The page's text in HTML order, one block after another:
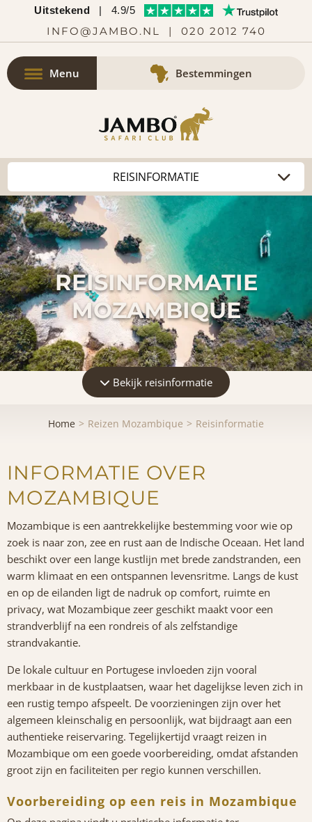
Uitstekend | 4.9/5
INFO@JAMBO.NL | 020 2012 740
Menu Bestemmingen
REISINFORMATIE
MOZAMBIQUE
Bekijk reisinformatie
Home Reizen Mozambique Reisinformatie
INFORMATIE OVER
MOZAMBIQUE
Mozambique is een aantrekkelijke bestemming voor wie op
zoek is naar zon, zee en rust aan de Indische Oceaan. Het land
beschikt over een lange kustlijn met brede zandstranden, een
warm klimaat en een ontspannen levensritme. Langs de kust
en op de eilanden ligt de nadruk op comfort, ruimte en
privacy, wat Mozambique zeer geschikt maakt voor een
strandverblijf na een rondreis of als zelfstandige
strandvakantie.
De lokale cultuur en Portugese invloeden zijn vooral
merkbaar in de kustplaatsen, waar het dagelijkse leven zich in
een rustig tempo afspeelt. De voorzieningen zijn over het
algemeen kleinschalig en persoonlijk, wat bijdraagt aan een
authentieke reiservaring. Tegelijkertijd vraagt reizen in
Mozambique om een goede voorbereiding, omdat afstanden
groot zijn en faciliteiten per regio kunnen verschillen.
Voorbereiding op een reis in Mozambique